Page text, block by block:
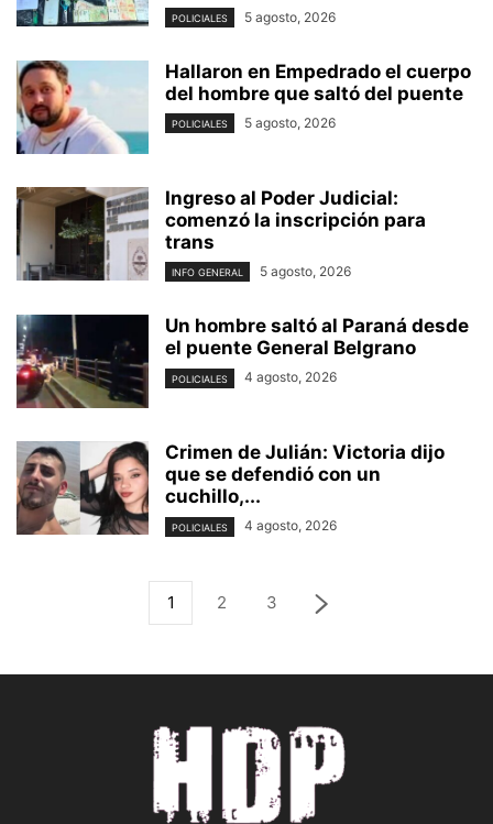
POLICIALES 5 agosto, 2026
Hallaron en Empedrado el cuerpo
del hombre que saltó del puente
POLICIALES 5 agosto, 2026
Ingreso al Poder Judicial:
comenzó la inscripción para
trans
INFO GENERAL 5 agosto, 2026
Un hombre saltó al Paraná desde
el puente General Belgrano
POLICIALES 4 agosto, 2026
Crimen de Julián: Victoria dijo
que se defendió con un
cuchillo,...
POLICIALES 4 agosto, 2026
1 2 3